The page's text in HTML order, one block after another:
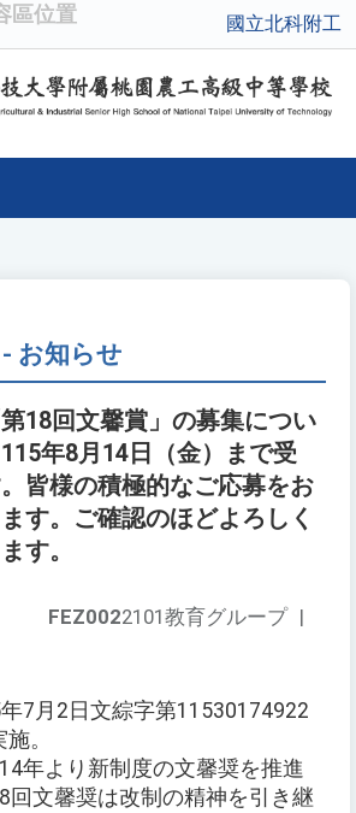
區位置 國立北科附工
お知らせ
18回文馨賞」の募集につい
年8月14日（金）まで受
皆様の積極的なご応募をお
す。ご確認のほどよろしく
す。
FEZ0022101教育グループ |
7月2日文綜字第11530174922
。
年より新制度の文馨奨を推進
回文馨奨は改制の精神を引き継